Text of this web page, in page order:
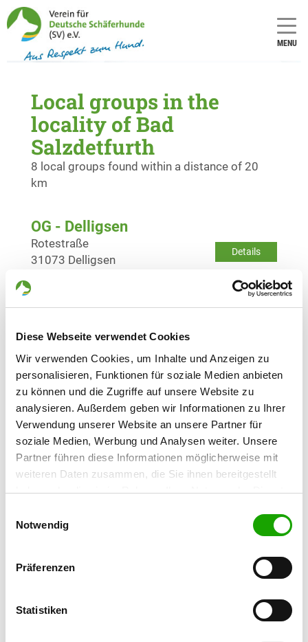
Diese Webseite verwendet Cookies
Wir verwenden Cookies, um Inhalte und Anzeigen zu
personalisieren, Funktionen für soziale Medien anbieten
zu können und die Zugriffe auf unsere Website zu
analysieren. Außerdem geben wir Informationen zu Ihrer
Verwendung unserer Website an unsere Partner für
soziale Medien, Werbung und Analysen weiter. Unsere
Partner führen diese Informationen möglicherweise mit
weiteren Daten zusammen, die Sie ihnen bereitgestellt
haben oder die sie im Rahmen Ihrer Nutzung der Dienste
Cookies, wenn Sie unsere Webseite weiterhin nutzen.
Notwendig
Präferenzen
Statistiken
MENU
Local groups in the
locality of Bad
Salzdetfurth
8 local groups found within a distance of 20
km
OG - Delligsen
Details
Rotestraße
31073 Delligsen
OG - Elze/Hannover
31008 Elze
OG - Hohenbüchen
Details
Feldmark
31073 Hohenbüchen
OG - Hildesheim-West
Am Mastberg 2
31137 Hildesheim-Himmelsthür
Details
31141 Hildesheim
OG - Lamspringe